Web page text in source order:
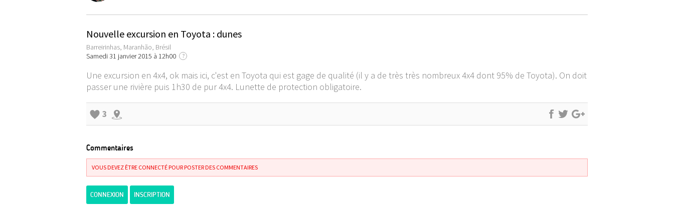
Nouvelle excursion en Toyota : dunes
Barreirinhas, Maranhão, Brésil
Samedi 31 janvier 2015 à 12h00
?
Une excursion en 4x4, ok mais ici, c'est en Toyota qui est gage de qualité (il y a de très très nombreux 4x4 dont 95% de Toyota). On doit
passer une rivière puis 1h30 de pur 4x4. Lunette de protection obligatoire.
3
Commentaires
VOUS DEVEZ ÊTRE CONNECTÉ POUR POSTER DES COMMENTAIRES
CONNEXION INSCRIPTION